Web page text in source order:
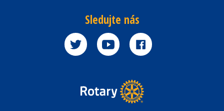
Sledujte nás